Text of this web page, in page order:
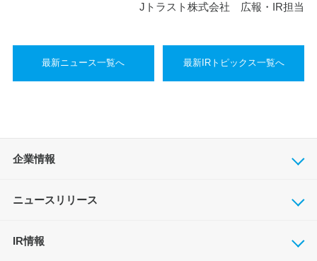
Jトラスト株式会社 広報・IR担当
最新ニュース一覧へ 最新IRトピックス一覧へ
企業情報
ニュースリリース
IR情報